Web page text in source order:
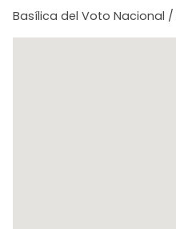
Basílica del Voto Nacional /